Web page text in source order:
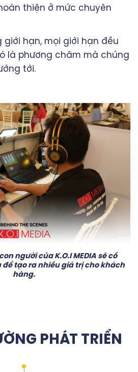
thiện ở mức chuyên
giới hạn, mọi giới hạn đều
là phương châm mà chúng
tới.
người của K.O.I MEDIA sẽ cố
để tạo ra nhiều giá trị cho khách
hàng.
PHÁT TRIỂN